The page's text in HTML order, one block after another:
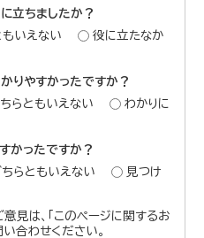
立ちましたか？
もいえない
役に立たなか
りやすかったですか？
らともいえない
わかりに
かったですか？
ちらともいえない
見つけ
見は、「このページに関するお
合わせください。